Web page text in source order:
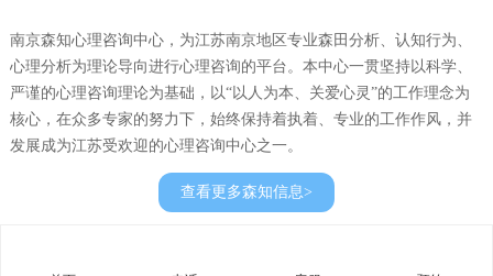
南京森知心理咨询中心，为江苏南京地区专业森田分析、认知行为、
心理分析为理论导向进行心理咨询的平台。本中心一贯坚持以科学、
严谨的心理咨询理论为基础，以“以人为本、关爱心灵”的工作理念为
核心，在众多专家的努力下，始终保持着执着、专业的工作作风，并
发展成为江苏受欢迎的心理咨询中心之一。
此外，中心完善的服务流程、安全的保密机制、成熟的咨询理念、温
查看更多森知信息>